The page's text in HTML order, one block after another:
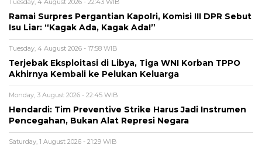
Tuesday, 4 August 2026 - 22:43 WIB
Ramai Surpres Pergantian Kapolri, Komisi III DPR Sebut
Isu Liar: “Kagak Ada, Kagak Ada!”
Tuesday, 4 August 2026 - 17:58 WIB
Terjebak Eksploitasi di Libya, Tiga WNI Korban TPPO
Akhirnya Kembali ke Pelukan Keluarga
Monday, 3 August 2026 - 22:45 WIB
Hendardi: Tim Preventive Strike Harus Jadi Instrumen
Pencegahan, Bukan Alat Represi Negara
Saturday, 1 August 2026 - 21:29 WIB